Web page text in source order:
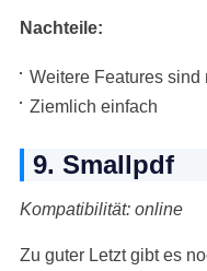
Nachteile:
Weitere Features
Ziemlich einfach
9. Smallpdf
Kompatibilität: online
Zu guter Letzt gibt es